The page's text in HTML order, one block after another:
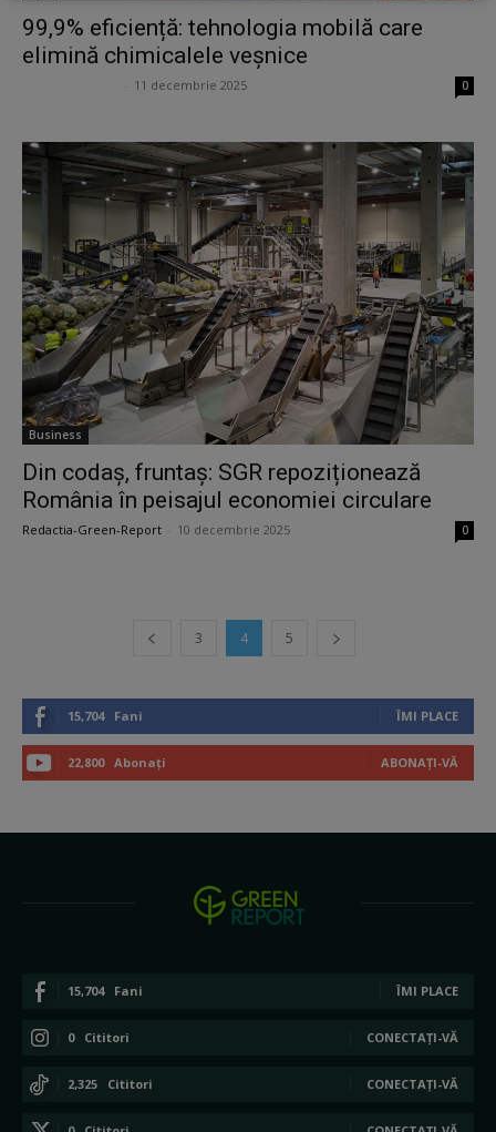
99,9% eficiență: tehnologia mobilă care
elimină chimicalele veșnice
11 decembrie 2025 0
Business
Din codaș, fruntaș: SGR repoziționează
România în peisajul economiei circulare
Redactia-Green-Report 10 decembrie 2025 0
3 4 5
15,704 Fani ÎMI PLACE
22,800 Abonați ABONAȚI-VĂ
15,704 Fani ÎMI PLACE
0 Cititori CONECTAȚI-VĂ
2,325 Cititori CONECTAȚI-VĂ